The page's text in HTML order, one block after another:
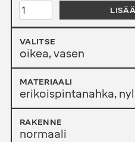
KARHU
FLITE
RÄPYLÄ
MÄÄRÄ
VALITSE
oikea, vasen
MATERIAALI
erikoispintanahka,
RAKENNE
normaali